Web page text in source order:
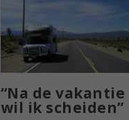
“Na de vakantie
wil ik scheiden”